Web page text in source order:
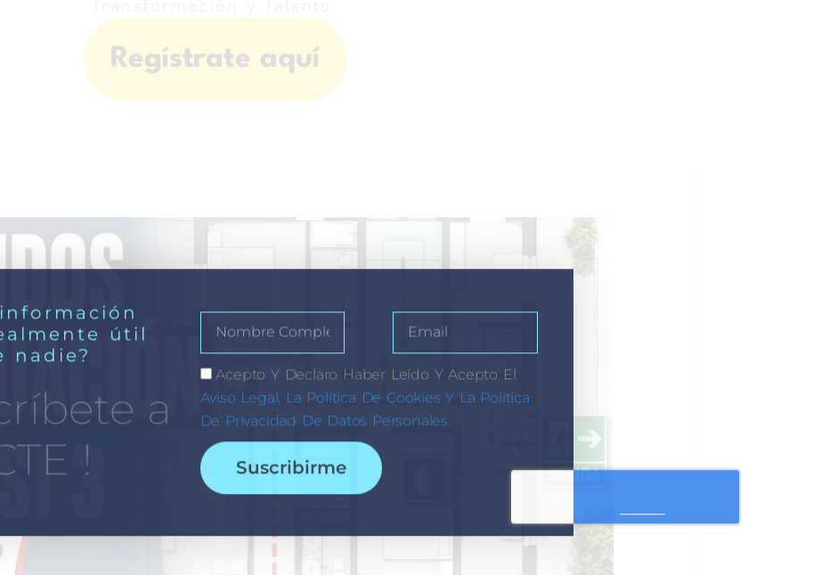
Transformación y Talento.
Regístrate aquí
útil
nadie?
a
!
Acepto Y Declaro Haber Leído Y Acepto El
Aviso Legal, La Política De Cookies Y La Política
De Privacidad De Datos Personales.
Suscribirme